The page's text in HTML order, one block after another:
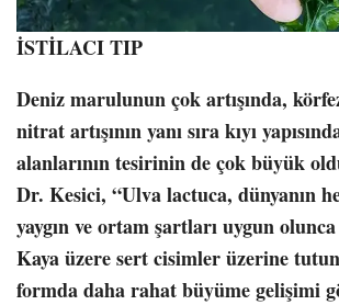
İSTİLACI TIP
Deniz marulunun çok artışında,
nitrat artışının yanı sıra kıyı
alanlarının tesirinin de çok büyük
Dr. Kesici, “Ulva lactuca, dünyanın
yaygın ve ortam şartları uygun
Kaya üzere sert cisimler üzerine
formda daha rahat büyüme gelişimi